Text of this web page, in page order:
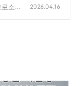
소프
2026.04.16